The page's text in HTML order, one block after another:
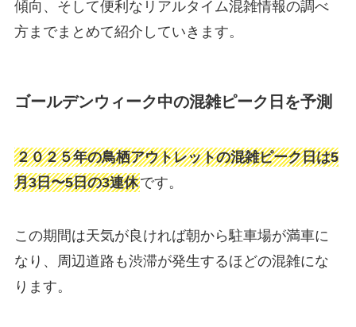
傾向、そして便利なリアルタイム混雑情報の調べ
方までまとめて紹介していきます。
ゴールデンウィーク中の混雑ピーク日を予測
２０２５年の鳥栖アウトレットの混雑ピーク日は5
月3日〜5日の3連休です。
この期間は天気が良ければ朝から駐車場が満車に
なり、周辺道路も渋滞が発生するほどの混雑にな
ります。